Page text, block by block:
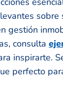
sobre
gestión
consulta
inspirarte.
perfecto